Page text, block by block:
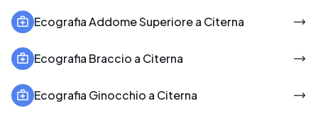
Ecografia Addome Superiore a Citerna
Ecografia Braccio a Citerna
Ecografia Ginocchio a Citerna